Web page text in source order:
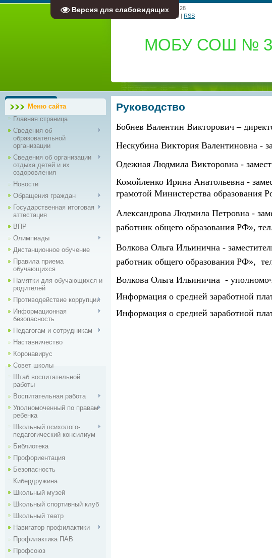
Версия для слабовидящих
Суббота, 08.08.2026, 17:28
Приветствую Вас
Гость | RSS
МОБУ СОШ №
Меню сайта
Главная страница
Сведения об
образовательной
организации
Сведения об организации
отдыха детей и их
оздоровления
Новости
Обращения граждан
Государственная итоговая
аттестация
ВПР
Олимпиады
Дистанционное обучение
Правила приема
обучающихся
Памятки для обучающихся и
родителей
Противодействие коррупции
Информационная
безопасность
Педагогам и сотрудникам
Наставничество
Коронавирус
Совет школы
Штаб воспитательной
работы
Воспитательная работа
Уполномоченный по правам
ребенка
Школьный психолого-
педагогический консилиум
Библиотека
Профориентация
Безопасность
Кибердружина
Школьный музей
Школьный спортивный клуб
Школьный театр
Навигатор профилактики
Профилактика ПАВ
Профсоюз
Руководство
Бобнев Валентин Викторович –
Нескубина Виктория Валентиновна -
Одежная Людмила Викторовна -
Комойленко Ирина Анатольевна -
грамотой Министерства образования
Александрова Людмила Петровна -
работник общего образования РФ»,
Волкова Ольга Ильинична -
работник общего образования РФ»,
Волкова Ольга Ильинична -
Информация о средней заработной
Информация о средней заработной